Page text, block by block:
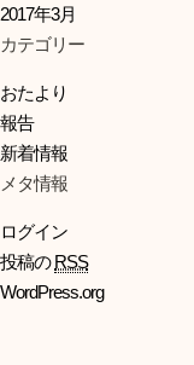
2017年3月
カテゴリー
おたより
報告
新着情報
メタ情報
ログイン
投稿のRSS
WordPress.org